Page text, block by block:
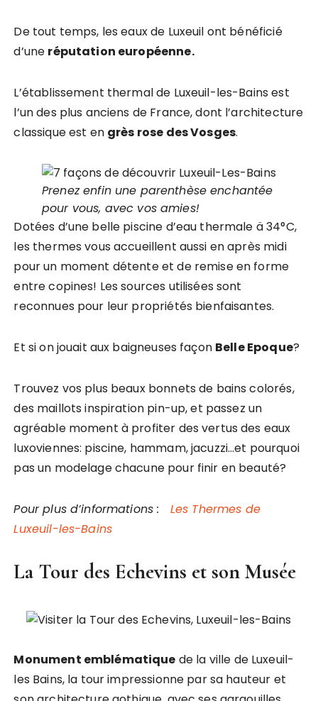
De tout temps, les eaux de Luxeuil ont bénéficié
d’une réputation européenne.
L’établissement thermal de Luxeuil-les-Bains est
l’un des plus anciens de France, dont l’architecture
classique est en grès rose des Vosges.
Prenez enfin une parenthèse enchantée
pour vous, avec vos amies!
Dotées d’une belle piscine d’eau thermale ä 34°C,
les thermes vous accueillent aussi en après midi
pour un moment détente et de remise en forme
entre copines! Les sources utilisées sont
reconnues pour leur propriétés bienfaisantes.
Et si on jouait aux baigneuses façon Belle Epoque?
Trouvez vos plus beaux bonnets de bains colorés,
des maillots inspiration pin-up, et passez un
agréable moment à profiter des vertus des eaux
luxoviennes: piscine, hammam, jacuzzi…et pourquoi
pas un modelage chacune pour finir en beauté?
Pour plus d’informations : Les Thermes de
Luxeuil-les-Bains
La Tour des Echevins et son Musée
Monument emblématique de la ville de Luxeuil-
les Bains, la tour impressionne par sa hauteur et